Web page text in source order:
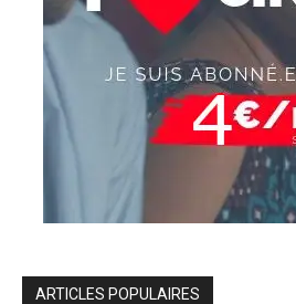
ARTICLES POPULAIRES